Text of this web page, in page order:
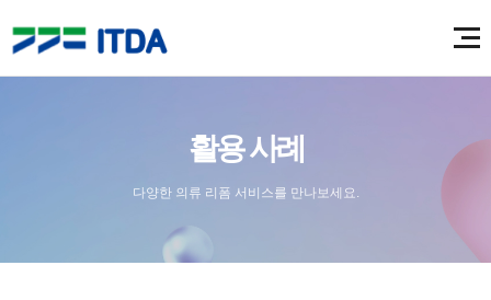
활용 사례
다양한 의류 리폼 서비스를 만나보세요.